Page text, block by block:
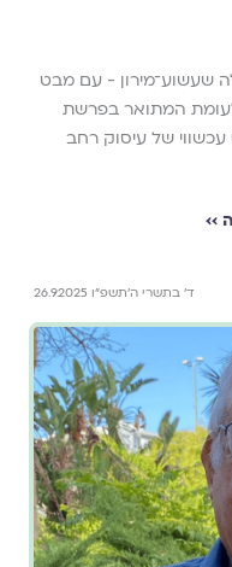
שעשוע־מירון - עם מבט
המתואר בפרשת
של עיסוק רחב
››
ד׳ בתשרי ה׳תשפ״ו 26.9.2025